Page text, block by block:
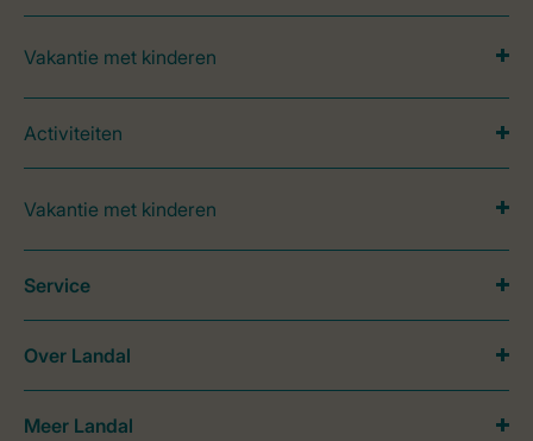
Vakantie met kinderen
Activiteiten
Vakantie met kinderen
Service
Over Landal
Meer Landal